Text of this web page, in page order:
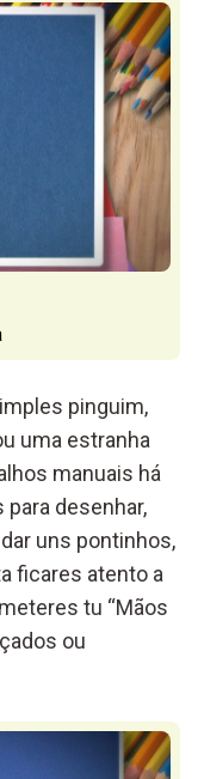
pinguim,
uma estranha
manuais há
desenhar,
uns pontinhos,
ficares atento a
tu “Mãos
ou